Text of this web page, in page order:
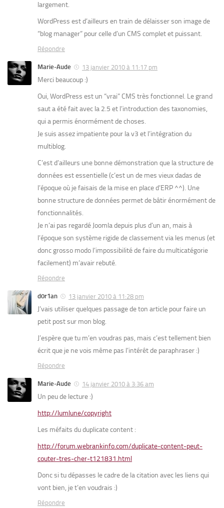
largement.
WordPress est d’ailleurs en train de délaisser son image de
“blog manager” pour celle d’un CMS complet et puissant.
Répondre
Marie-Aude 13 janvier 2010 à 11:17 pm
Merci beaucoup :)
Oui, WordPress est un “vrai” CMS très fonctionnel. Le grand
saut a été fait avec la 2.5 et l’introduction des taxonomies,
qui a permis énormément de choses.
Je suis assez impatiente pour la v3 et l’intégration du
multiblog.
C’est d’ailleurs une bonne démonstration que la structure de
données est essentielle (c’est un de mes vieux dadas de
l’époque où je faisais de la mise en place d’ERP ^^). Une
bonne structure de données permet de bâtir énormément de
fonctionnalités.
Je n’ai pas regardé Joomla depuis plus d’un an, mais à
l’époque son système rigide de classement via les menus (et
donc grosso modo l’impossibilité de faire du multicatégorie
facilement) m’avair rebuté.
Répondre
d0r1an 13 janvier 2010 à 11:28 pm
J’vais utiliser quelques passage de ton article pour faire un
petit post sur mon blog.
J’espère que tu m’en voudras pas, mais c’est tellement bien
écrit que je ne vois même pas l’intérêt de paraphraser :)
Répondre
Marie-Aude 14 janvier 2010 à 3:36 am
Un peu de lecture :)
http://lumlune/copyright
Les méfaits du duplicate content :
http://forum.webrankinfo.com/duplicate-content-peut-
couter-tres-cher-t121831.html
Donc si tu dépasses le cadre de la citation avec les liens qui
vont bien, je t’en voudrais :)
Répondre